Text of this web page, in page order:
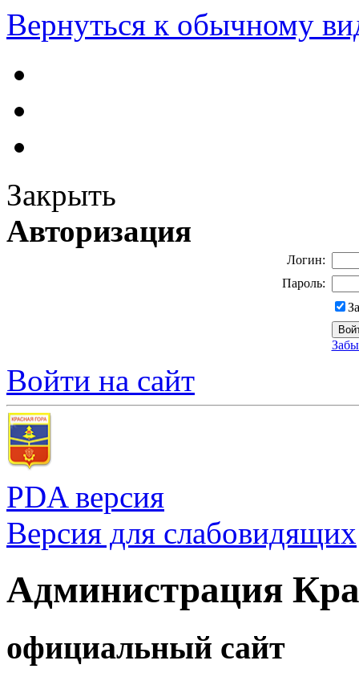
Вернуться к обычному
Закрыть
Авторизация
Логин:
Пароль:
Войти на сайт
PDA версия
Версия для слабовидящих
Администрация
официальный сайт